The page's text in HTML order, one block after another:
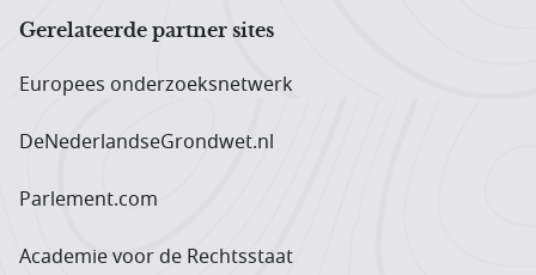
Gerelateerde partner sites
Europees onderzoeks­netwerk
DeNederlandseGrondwet.nl
Parlement.com
Academie voor de Rechtsstaat